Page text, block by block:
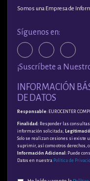
Somos una Empresa de
Síguenos en:
¡Suscríbete a
INFORMACIÓN
DE DATOS
Responsable: EUROCENTER
Finalidad : Responder las
información solicitada;
Solo se realizan cesiones si existe
suprimir, así como otros derechos,
Información Adicional : Puede
Datos en nuestra Política de